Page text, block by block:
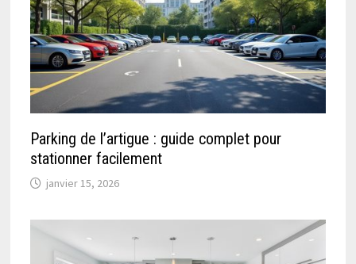
Parking de l’artigue : guide complet pour
stationner facilement
janvier 15, 2026